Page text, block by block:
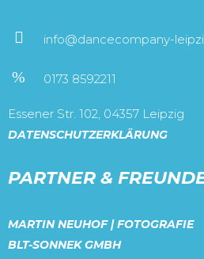
info@dancecompany-
0173 8592211
Essener Str. 102, 04357 Leipzig
DATENSCHUTZERKLÄRUNG
PARTNER &
MARTIN NEUHOF | FOTOGRAFIE
BLT-SONNEK GMBH